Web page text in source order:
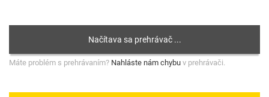
Máte problém s prehrávaním? Nahláste nám chybu v prehrávači.